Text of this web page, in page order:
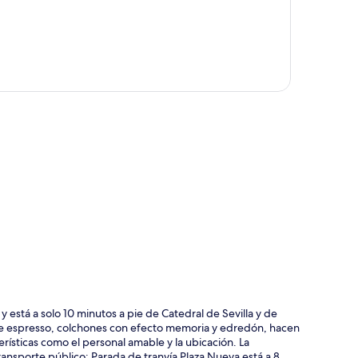
está a solo 10 minutos a pie de Catedral de Sevilla y de
colchones con efecto memoria y edredón, hacen
como el personal amable y la ubicación. La